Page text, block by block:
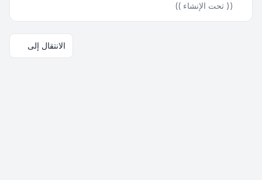
(( تحت الإنشاء ))
الانتقال إلى